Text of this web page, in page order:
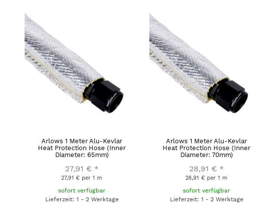
Arlows 1 Meter Alu-Kevlar
Heat Protection Hose (Inner
Diameter: 65mm)
27,91 € *
27,91 € per 1 m
sofort verfügbar
Lieferzeit: 1 - 2 Werktage
Arlows 1 Meter Alu-Kevlar
Heat Protection Hose (Inner
Diameter: 70mm)
28,91 € *
28,91 € per 1 m
sofort verfügbar
Lieferzeit: 1 - 2 Werktage